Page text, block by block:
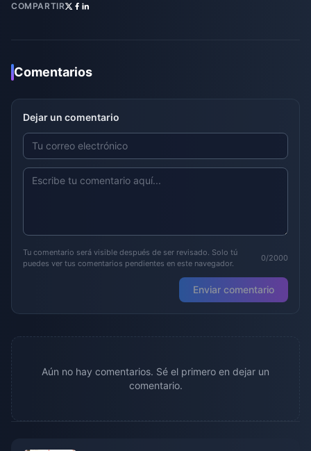
COMPARTIR
Comentarios
Dejar un comentario
Tu comentario será visible después de ser revisado. Solo tú
puedes ver tus comentarios pendientes en este navegador.
0/2000
Enviar comentario
Aún no hay comentarios. Sé el primero en dejar un
comentario.